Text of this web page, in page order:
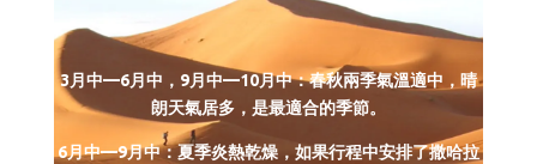
3月中—6月中，9月中—10月中：春秋兩季氣溫適中，晴
朗天氣居多，是最適合的季節。
6月中—9月中：夏季炎熱乾燥，如果行程中安排了撒哈拉